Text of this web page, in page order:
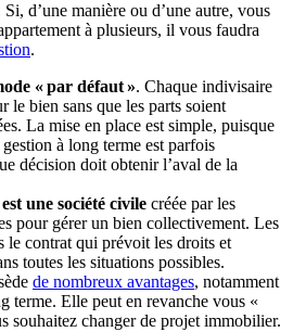
d’une manière ou d’une autre, vous
à plusieurs, il vous faudra
.
« par défaut ». Chaque indivisaire
le bien sans que les parts soient
La mise en place est simple, puisque
à long terme est parfois
décision doit obtenir l’aval de la
une société civile créée par les
pour gérer un bien collectivement. Les
le contrat qui prévoit les droits et
toutes les situations possibles.
de nombreux avantages, notamment
terme. Elle peut en revanche vous «
souhaitez changer de projet immobilier.